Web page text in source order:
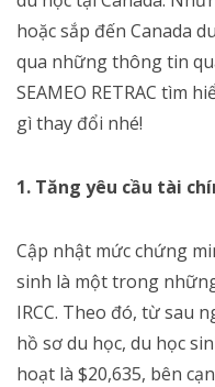
hoặc sắp đến Canada
qua những thông tin
SEAMEO RETRAC tìm
gì thay đổi nhé!
1. Tăng yêu cầu tài
Cập nhật mức chứng
sinh là một trong
IRCC. Theo đó, từ sau
hồ sơ du học, du học
hoạt là $20,635, bên